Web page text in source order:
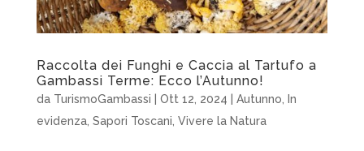
Raccolta dei Funghi e Caccia al Tartufo a
Gambassi Terme: Ecco l’Autunno!
da TurismoGambassi | Ott 12, 2024 | Autunno In
evidenza, Sapori Toscani Vivere la Natura